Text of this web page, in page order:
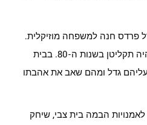
חנה למשפחה מוזיקלית.
אמו הייתה זמרת ואילו אביו היה תקליטן בשנות ה-80. בבית
גדל ומהם שאב את אהבתו
הבמה בית צבי, שיחק